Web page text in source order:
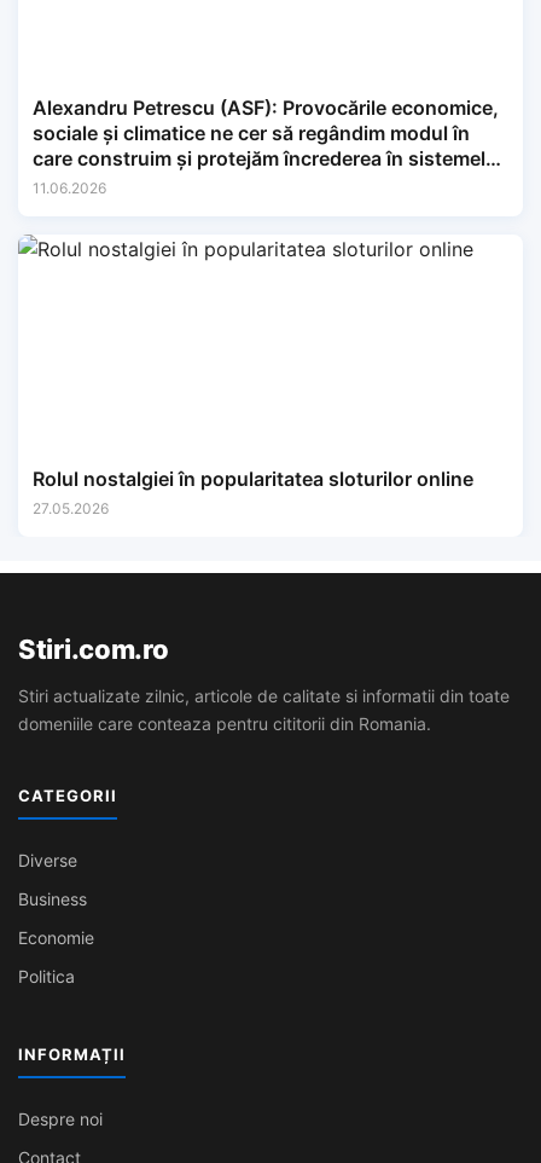
Alexandru Petrescu (ASF): Provocările economice,
sociale și climatice ne cer să regândim modul în
care construim și protejăm încrederea în sistemele
financiare.
11.06.2026
Rolul nostalgiei în popularitatea sloturilor online
27.05.2026
Stiri.com.ro
Stiri actualizate zilnic, articole de calitate si informatii din toate
domeniile care conteaza pentru cititorii din Romania.
CATEGORII
Diverse
Business
Economie
Politica
INFORMAȚII
Despre noi
Contact